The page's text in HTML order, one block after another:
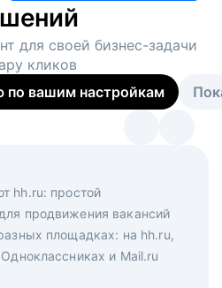
для своей бизнес-задачи
кликов
по вашим настройкам
hh.ru: простой
продвижения вакансий
площадках: на hh.ru,
и Mail.ru
на главной странице
откликов
Решите, сколько
и за дело возьмутся
и проектные менеджеры
инструментов